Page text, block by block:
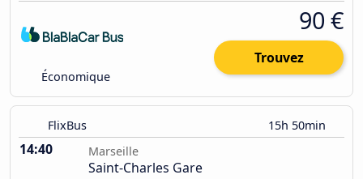
Économique
90 €
Trouvez
FlixBus 15h 50min
14:40 Marseille
Saint-Charles Gare